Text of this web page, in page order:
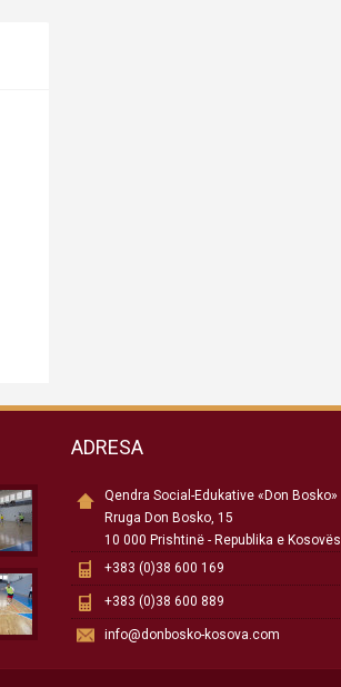
ADRESA
Qendra Social-Edukative «Don Bosko»
Rruga Don Bosko, 15
10 000 Prishtinë - Republika e Kosovës
+383 (0)38 600 169
+383 (0)38 600 889
info@donbosko-kosova.com